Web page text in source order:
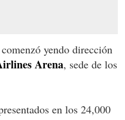
yendo dirección
Arena, sede de los
en los 24,000